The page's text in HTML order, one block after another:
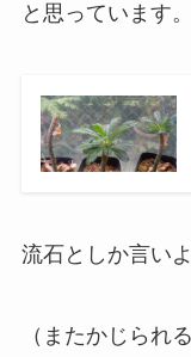
と思っています。
流石としか言い
（またかじられ